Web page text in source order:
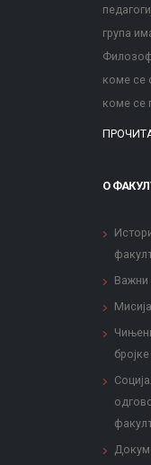
група
коме се
коме се
О
Важни
Мисија
бројке